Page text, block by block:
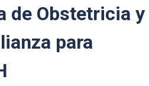
de Obstetricia y
para